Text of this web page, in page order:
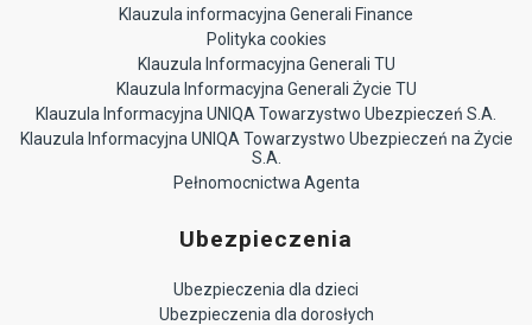
Klauzula informacyjna Generali Finance
Polityka cookies
Klauzula Informacyjna Generali TU
Klauzula Informacyjna Generali Życie TU
Klauzula Informacyjna UNIQA Towarzystwo Ubezpieczeń S.A.
Klauzula Informacyjna UNIQA Towarzystwo Ubezpieczeń na Życie
S.A.
Pełnomocnictwa Agenta
Ubezpieczenia
Ubezpieczenia dla dzieci
Ubezpieczenia dla dorosłych